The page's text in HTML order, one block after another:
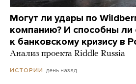
Могут ли удары по
компанию? И способны ли
к банковскому кризису в
Анализ проекта Riddle Russia
ИСТОРИИ день назад